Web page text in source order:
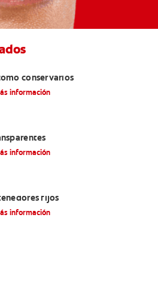
conservarlos
información
información
fijos
información